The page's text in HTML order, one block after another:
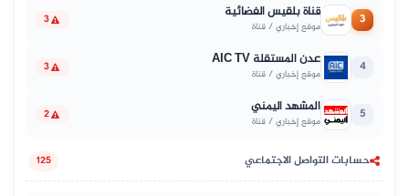
3 قناة بلقيس الفضائية
موقع إخباري / قناة 3
4 عدن المستقلة AIC TV
موقع إخباري / قناة 3
5 المشهد اليمني
موقع إخباري / قناة 2
حسابات التواصل الاجتماعي 125